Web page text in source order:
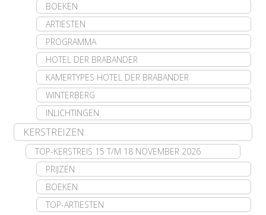
BOEKEN
ARTIESTEN
PROGRAMMA
HOTEL DER BRABANDER
KAMERTYPES HOTEL DER BRABANDER
WINTERBERG
INLICHTINGEN
KERSTREIZEN
TOP-KERSTREIS 15 T/M 18 NOVEMBER 2026
PRIJZEN
BOEKEN
TOP-ARTIESTEN